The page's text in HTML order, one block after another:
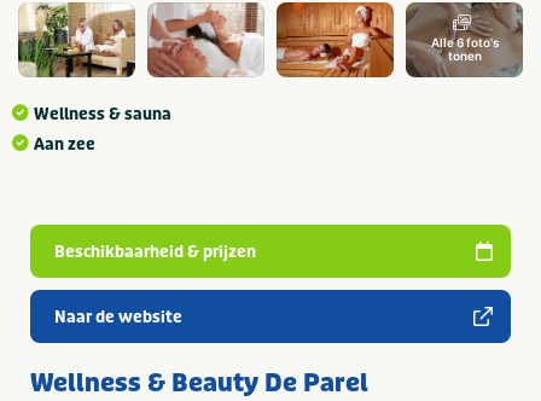
Alle 6 foto's
tonen
Wellness & sauna
Aan zee
Beschikbaarheid & prijzen
Naar de website
Wellness & Beauty De Parel